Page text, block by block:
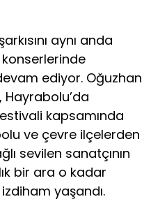
aynı anda
ediyor. Oğuzhan
kapsamında
ve çevre ilçelerden
sevilen sanatçının
bir ara o kadar
yaşandı.